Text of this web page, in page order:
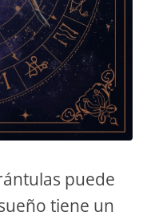
puede
tiene un